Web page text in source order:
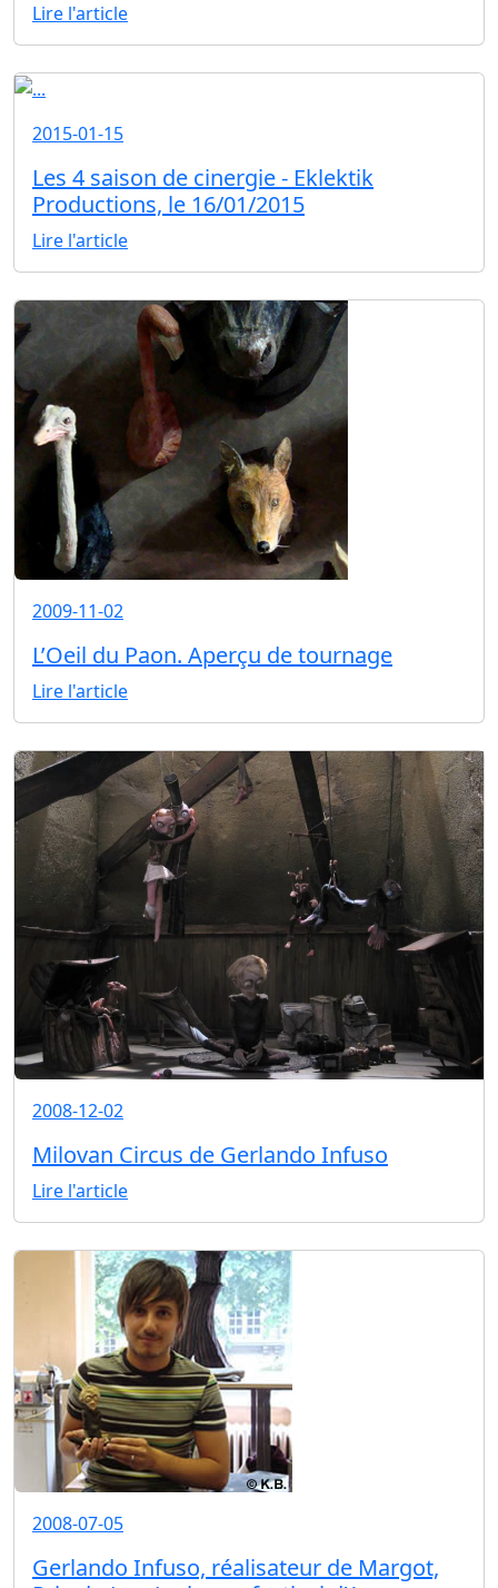
Lire l'article
2015-01-15
Les 4 saison de cinergie - Eklektik
Productions, le 16/01/2015
Lire l'article
2009-11-02
L’Oeil du Paon. Aperçu de tournage
Lire l'article
2008-12-02
Milovan Circus de Gerlando Infuso
Lire l'article
2008-07-05
Gerlando Infuso, réalisateur de Margot,